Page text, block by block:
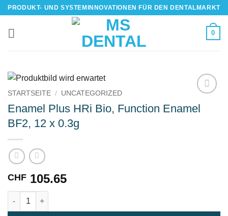
Skip
content
PRODUKT- UND SYSTEMINNOVATIONEN FÜR DEN DENTALMARKT
0
IN DIE
STARTSEITE / UNCATEGORIZED
Enamel Plus HRi Bio, Function Enamel
BF2, 12 x 0.3g
CHF 105.65
Enamel Plus HRi Bio, Function Enamel BF2, 12 x 0.3g Menge